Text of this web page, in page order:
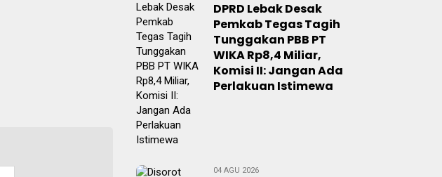
DPRD Lebak Desak
Pemkab Tegas Tagih
Tunggakan PBB PT
WIKA Rp8,4 Miliar,
Komisi II: Jangan Ada
Perlakuan Istimewa
04 AGU 2026